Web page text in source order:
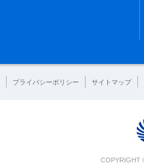
プライバシーポリシー サイトマップ
COPYRIGHT